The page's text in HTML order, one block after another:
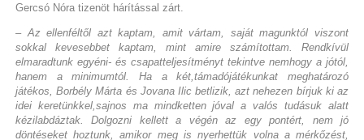
Gercsó Nóra tizenöt hárítással zárt.
– Az ellenféltől azt kaptam, amit vártam, saját magunktól viszont
sokkal kevesebbet kaptam, mint amire számítottam. Rendkívül
elmaradtunk egyéni- és csapatteljesítményt tekintve nemhogy a jótól,
hanem a minimumtól. Ha a két,támadójátékunkat meghatározó
játékos, Borbély Márta és Jovana Ilic betlizik, azt nehezen bírjuk ki az
idei keretünkkel,sajnos ma mindketten jóval a valós tudásuk alatt
kézilabdáztak. Dolgozni kellett a végén az egy pontért, nem jó
döntéseket hoztunk, amikor meg is nyerhettük volna a mérkőzést,